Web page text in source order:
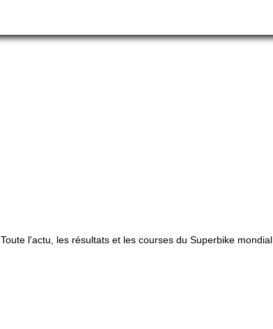
Toute l'actu, les résultats et les courses du Superbike mondial